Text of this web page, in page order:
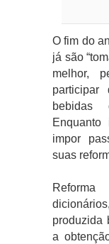
O fim do
já são
melhor,
bebidas
impor
suas
produzida
a